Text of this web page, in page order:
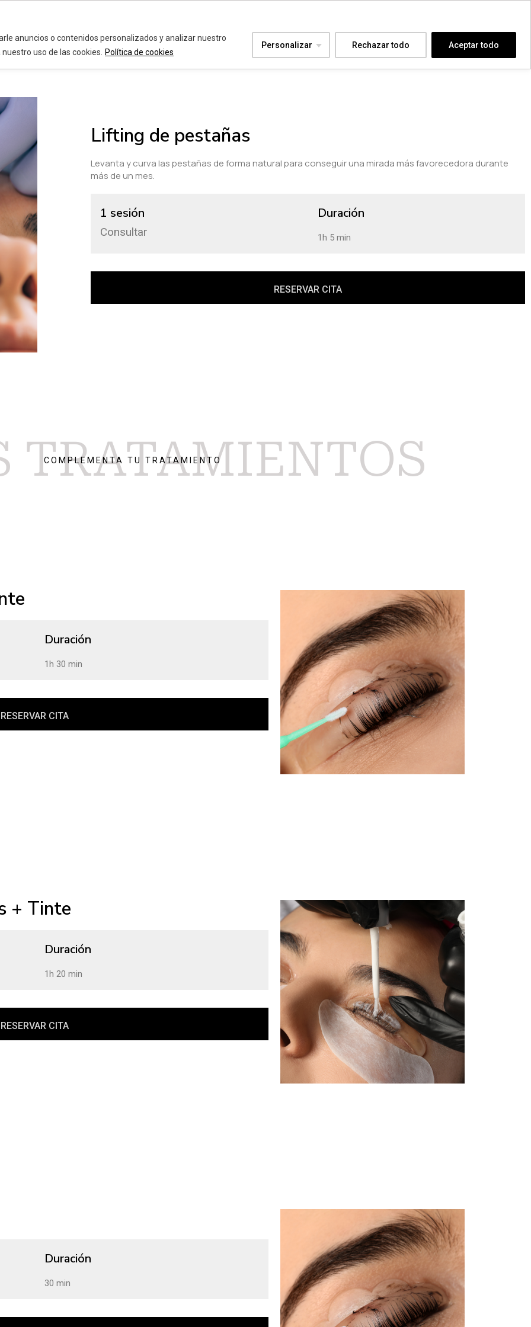
anuncios o contenidos personalizados y analizar nuestro
uso de las cookies. Política de cookies
Personalizar Rechazar todo Aceptar todo
Lifting de pestañas
Levanta y curva las pestañas de forma natural para conseguir una mirada más favorecedora durante
más de un mes.
1 sesión
Consultar
Duración
1h 5 min
RESERVAR CITA
TRATAMIENTOS
COMPLEMENTA TU TRATAMIENTO
Duración
1h 30 min
RESERVAR CITA
+ Tinte
Duración
1h 20 min
RESERVAR CITA
Duración
30 min